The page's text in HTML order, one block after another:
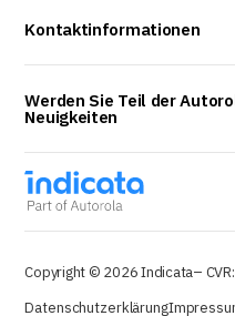
Kontaktinformationen
Werden Sie Teil der
Neuigkeiten
Copyright © 2026 Indicata–
Datenschutzerklärung